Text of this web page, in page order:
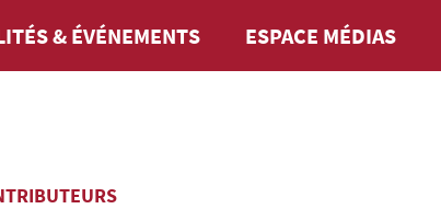
& ÉVÉNEMENTS ESPACE MÉDIAS